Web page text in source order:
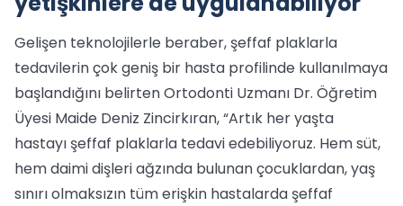
Gelişen teknolojilerle beraber, şeffaf plaklarla
tedavilerin çok geniş bir hasta profilinde kullanılmaya
başlandığını belirten Ortodonti Uzmanı Dr. Öğretim
Üyesi Maide Deniz Zincirkıran, “Artık her yaşta
hastayı şeffaf plaklarla tedavi edebiliyoruz. Hem süt,
hem daimi dişleri ağzında bulunan çocuklardan, yaş
sınırı olmaksızın tüm erişkin hastalarda şeffaf